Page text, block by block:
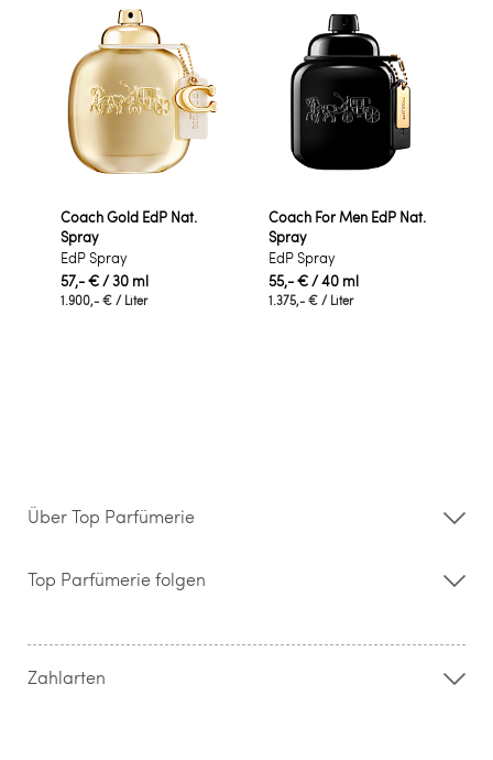
Coach Gold EdP Nat.
Spray
EdP Spray
57,- €/ 30 ml
1.900,- € / Liter
Coach For Men EdP Nat.
Spray
EdP Spray
55,- €/ 40 ml
1.375,- € / Liter
Über Top Parfümerie
Storefinder
Kontakt
Widerrufsrecht & Rückgabebedingungen
Top Parfümerie folgen
Zahlarten